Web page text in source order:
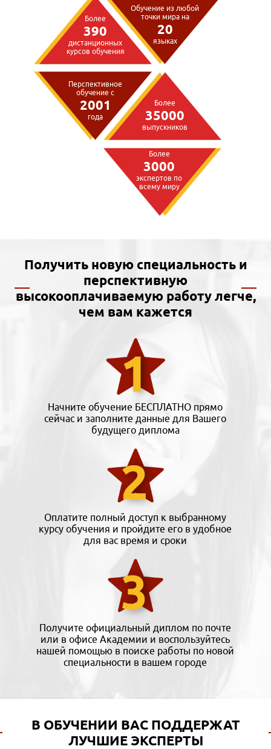
Более
390
дистанционных
курсов обучения
Обучение из любой
точки мира на
20
языках
Более
3000
экспертов по
всему миру
Перспективное
обучение с
2001
года
Более
35000
выпускников
Получить новую специальность и
перспективную
высокооплачиваемую работу легче,
чем вам кажется
Начните обучение БЕСПЛАТНО прямо
сейчас и заполните данные для Вашего
будущего диплома
Оплатите полный доступ к выбранному
курсу обучения и пройдите его в удобное
для вас время и сроки
Получите официальный диплом по почте
или в офисе Академии и воспользуйтесь
нашей помощью в поиске работы по новой
специальности в вашем городе
В ОБУЧЕНИИ ВАС ПОДДЕРЖАТ
ЛУЧШИЕ ЭКСПЕРТЫ